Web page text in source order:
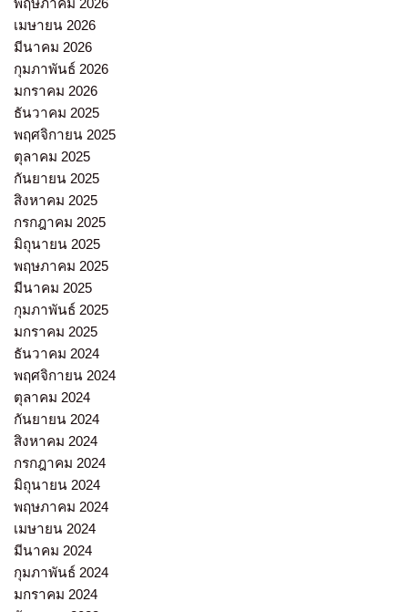
พฤษภาคม 2026
เมษายน 2026
มีนาคม 2026
กุมภาพันธ์ 2026
มกราคม 2026
ธันวาคม 2025
พฤศจิกายน 2025
ตุลาคม 2025
กันยายน 2025
สิงหาคม 2025
กรกฎาคม 2025
มิถุนายน 2025
พฤษภาคม 2025
มีนาคม 2025
กุมภาพันธ์ 2025
มกราคม 2025
ธันวาคม 2024
พฤศจิกายน 2024
ตุลาคม 2024
กันยายน 2024
สิงหาคม 2024
กรกฎาคม 2024
มิถุนายน 2024
พฤษภาคม 2024
เมษายน 2024
มีนาคม 2024
กุมภาพันธ์ 2024
มกราคม 2024